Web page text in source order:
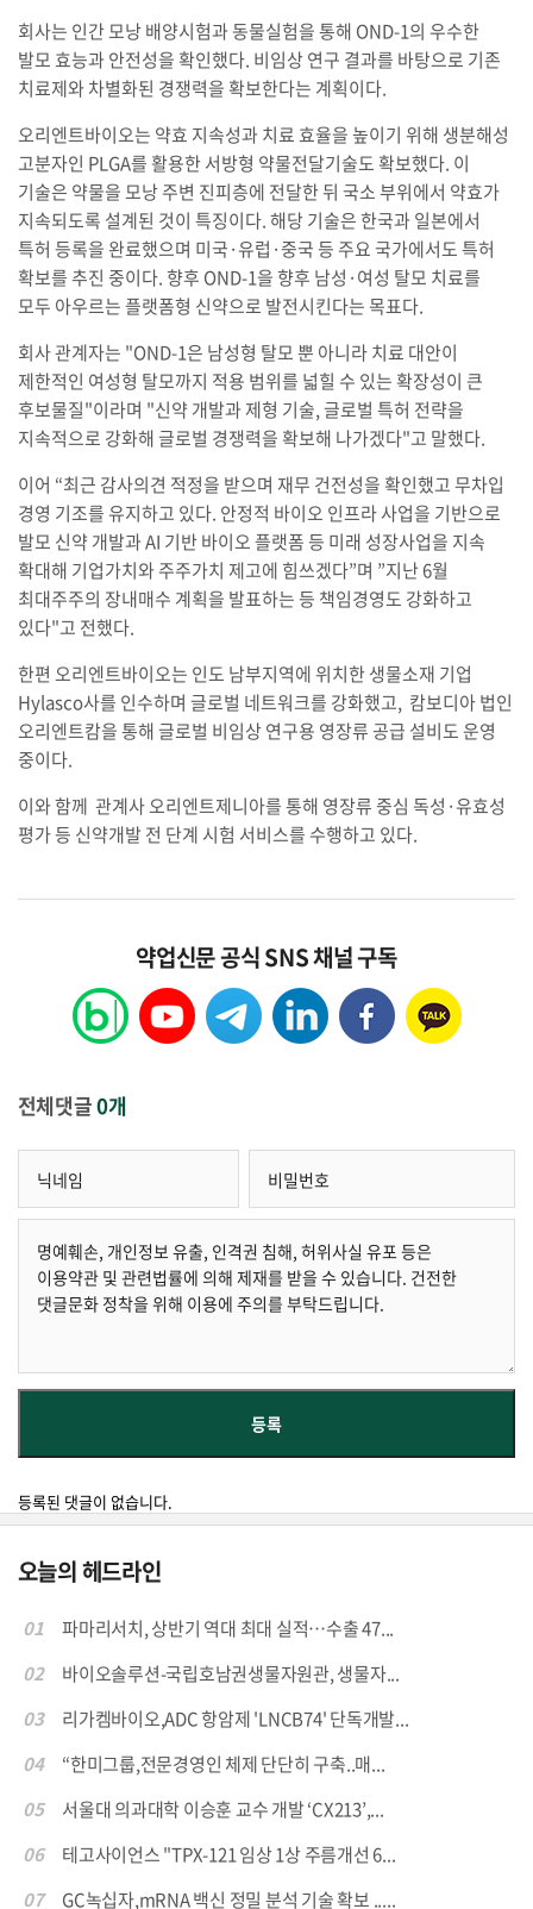
회사는 인간 모낭 배양시험과 동물실험을 통해 OND-1의 우수한
발모 효능과 안전성을 확인했다. 비임상 연구 결과를 바탕으로 기존
치료제와 차별화된 경쟁력을 확보한다는 계획이다.
오리엔트바이오는 약효 지속성과 치료 효율을 높이기 위해 생분해성
고분자인 PLGA를 활용한 서방형 약물전달기술도 확보했다. 이
기술은 약물을 모낭 주변 진피층에 전달한 뒤 국소 부위에서 약효가
지속되도록 설계된 것이 특징이다. 해당 기술은 한국과 일본에서
특허 등록을 완료했으며 미국·유럽·중국 등 주요 국가에서도 특허
확보를 추진 중이다. 향후 OND-1을 향후 남성·여성 탈모 치료를
모두 아우르는 플랫폼형 신약으로 발전시킨다는 목표다.
회사 관계자는 "OND-1은 남성형 탈모 뿐 아니라 치료 대안이
제한적인 여성형 탈모까지 적용 범위를 넓힐 수 있는 확장성이 큰
후보물질"이라며 "신약 개발과 제형 기술, 글로벌 특허 전략을
지속적으로 강화해 글로벌 경쟁력을 확보해 나가겠다"고 말했다.
이어 “최근 감사의견 적정을 받으며 재무 건전성을 확인했고 무차입
경영 기조를 유지하고 있다. 안정적 바이오 인프라 사업을 기반으로
발모 신약 개발과 AI 기반 바이오 플랫폼 등 미래 성장사업을 지속
확대해 기업가치와 주주가치 제고에 힘쓰겠다”며 ”지난 6월
최대주주의 장내매수 계획을 발표하는 등 책임경영도 강화하고
있다"고 전했다.
한편 오리엔트바이오는 인도 남부지역에 위치한 생물소재 기업
Hylasco사를 인수하며 글로벌 네트워크를 강화했고, 캄보디아 법인
오리엔트캄을 통해 글로벌 비임상 연구용 영장류 공급 설비도 운영
중이다.
이와 함께 관계사 오리엔트제니아를 통해 영장류 중심 독성·유효성
평가 등 신약개발 전 단계 시험 서비스를 수행하고 있다.
약업신문 공식 SNS 채널 구독
전체댓글0개
등록된 댓글이 없습니다.
오늘의 헤드라인
01
파마리서치, 상반기 역대 최대 실적…수출 47...
02
바이오솔루션-국립호남권생물자원관, 생물자...
03
리가켐바이오,ADC 항암제 'LNCB74' 단독개발...
04
“한미그룹,전문경영인 체제 단단히 구축..매...
05
서울대 의과대학 이승훈 교수 개발 ‘CX213’,...
06
테고사이언스 "TPX-121 임상 1상 주름개선 6...
07
GC녹십자,mRNA 백신 정밀 분석 기술 확보 .....